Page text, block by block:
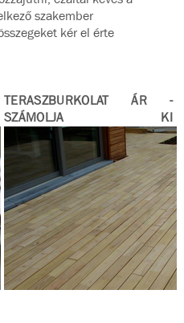
szakember
kér el érte
TERASZBURKOLAT ÁR -
SZÁMOLJA KI
SEGÍTSÉGÜNKKEL A
TERASZBURKOLATA ÁRÁT!